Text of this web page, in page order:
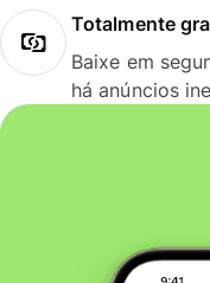
Totalmente
Baixe em
há anúncios